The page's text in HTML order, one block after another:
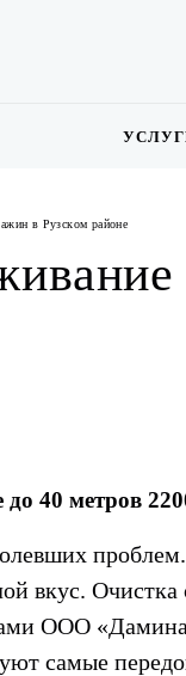
в Рузском районе
40 метров
вкус. Очистка
ООО
самые